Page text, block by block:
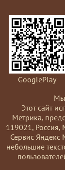
GooglePlay
Мы
Этот сайт
Метрика,
119021, Россия,
Сервис Яндекс
небольшие